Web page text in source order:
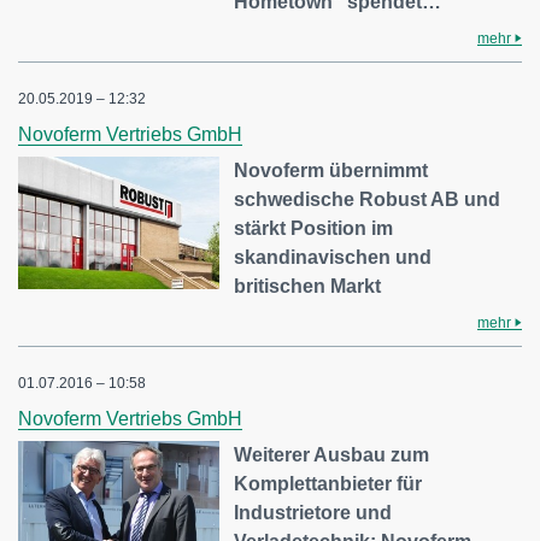
mehr
20.05.2019 – 12:32
Novoferm Vertriebs GmbH
Novoferm übernimmt
schwedische Robust AB und
stärkt Position im
skandinavischen und
britischen Markt
mehr
01.07.2016 – 10:58
Novoferm Vertriebs GmbH
Weiterer Ausbau zum
Komplettanbieter für
Industrietore und